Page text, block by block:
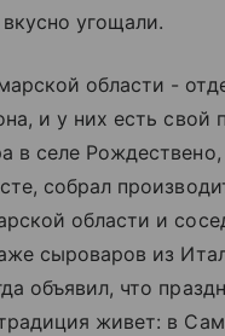
угощали.
области -
и у них есть свой
в селе
собрал
области и
сыроваров из
объявил, что
живет: в